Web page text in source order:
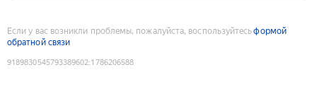
Если у вас возникли проблемы, пожалуйста, воспользуйтесьформой
обратной связи
9189830545793389602:1786206588